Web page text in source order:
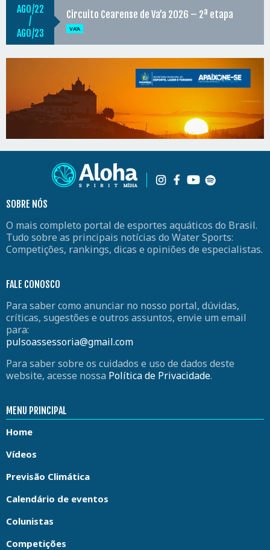
AGO22
/
AGO23
Circuito Cearense de Va’a 2026 – 2ª etapa
VA'A
SOBRE NÓS
O mais completo portal de esportes aquáticos do Brasil.
Tudo sobre as principais notícias do Water Sports:
Competições, rankings, dicas e opiniões de especialistas.
FALE CONOSCO
Para saber como anunciar no nosso portal, dúvidas,
críticas, sugestões e outros assuntos, envie um email
para:
pulsoassessoria@gmail.com
Para saber sobre os cuidados e uso de dados deste
website, acesse nossa Política de Privacidade.
MENU PRINCIPAL
Home
Vídeos
Previsão Climática
Calendário de eventos
Colunistas
Competições